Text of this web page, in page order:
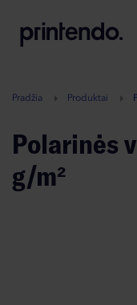
A
Pradžia Produktai
Polarinės vilnos antklodė 170
g/m²